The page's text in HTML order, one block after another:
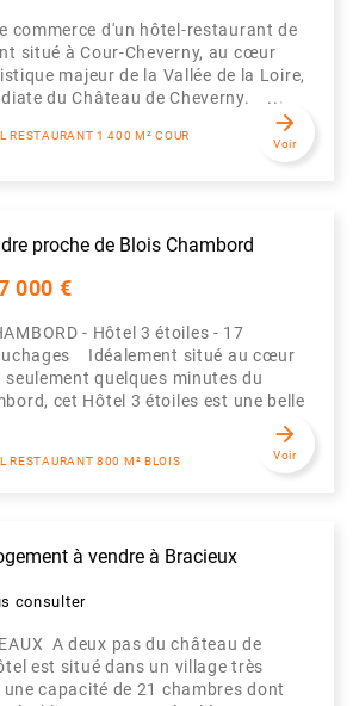
commerce d'un hôtel-restaurant de
situé à Cour-Cheverny, au cœur
majeur de la Vallée de la Loire,
du Château de Cheverny. ...
RESTAURANT 1 400 M² COUR
arrow_forward
Voir
proche de Blois Chambord
000 €
- Hôtel 3 étoiles - 17
Idéalement situé au cœur
seulement quelques minutes du
cet Hôtel 3 étoiles est une belle
RESTAURANT 800 M² BLOIS
arrow_forward
Voir
à vendre à Bracieux
consulter
A deux pas du château de
est situé dans un village très
capacité de 21 chambres dont